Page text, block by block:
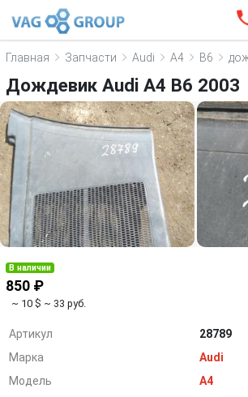
Главная Запчасти Audi A4 B6
Дождевик Audi A4 B6 2003
В наличии
850 ₽
~ 10 $ ~ 33 руб.
Артикул
28789
Марка
Audi
Модель
A4